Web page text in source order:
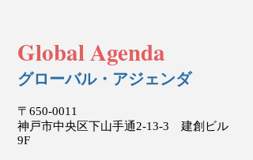
Global Agenda
グローバル・アジェンダ
〒650-0011
神戸市中央区下山手通2-13-3 建創ビル
9F